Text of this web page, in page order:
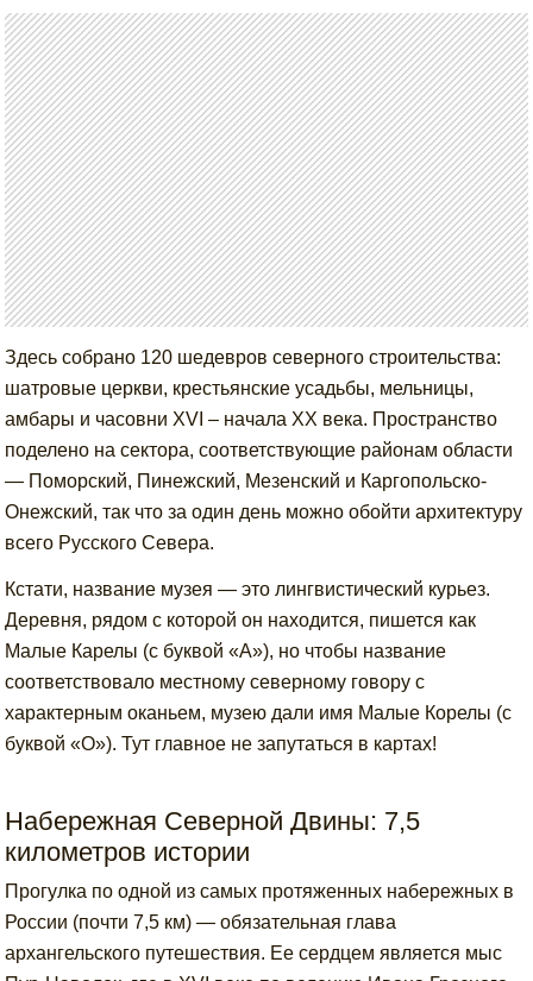
Здесь собрано 120 шедевров северного строительства:
шатровые церкви, крестьянские усадьбы, мельницы,
амбары и часовни XVI – начала XX века. Пространство
поделено на сектора, соответствующие районам области
— Поморский, Пинежский, Мезенский и Каргопольско-
Онежский, так что за один день можно обойти архитектуру
всего Русского Севера.
Кстати, название музея — это лингвистический курьез.
Деревня, рядом с которой он находится, пишется как
Малые Карелы (с буквой «А»), но чтобы название
соответствовало местному северному говору с
характерным оканьем, музею дали имя Малые Корелы (с
буквой «О»). Тут главное не запутаться в картах!
Набережная Северной Двины: 7,5
километров истории
Прогулка по одной из самых протяженных набережных в
России (почти 7,5 км) — обязательная глава
архангельского путешествия. Ее сердцем является мыс